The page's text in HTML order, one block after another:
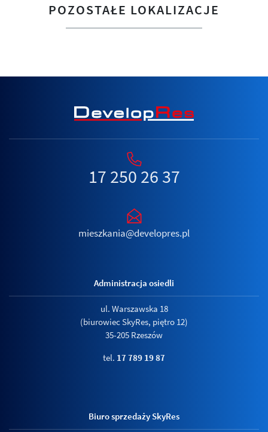
POZOSTAŁE LOKALIZACJE
17 250 26 37
mieszkania@developres.pl
Administracja osiedli
ul. Warszawska 18
(biurowiec SkyRes, piętro 12)
35-205 Rzeszów
tel. 17 789 19 87
Biuro sprzedaży SkyRes